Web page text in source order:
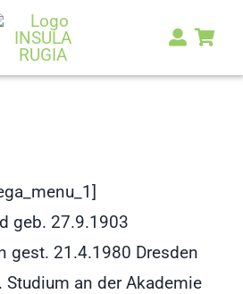
geb. 27.9.1903
gest. 21.4.1980 Dresden
Studium an der Akademie